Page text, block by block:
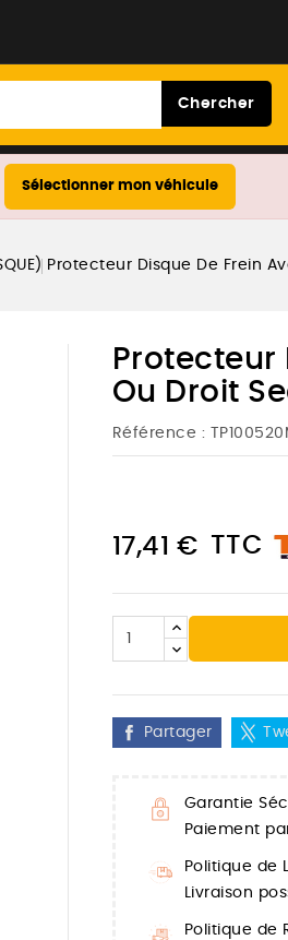
Chercher
Sélectionner mon véhicule
Protecteur Disque De Frein
Protecteur
Ou Droit
Référence : TP100520
17,41 € TTC
Partager
Garantie
Paiement
Politique de
Livraison
Politique de